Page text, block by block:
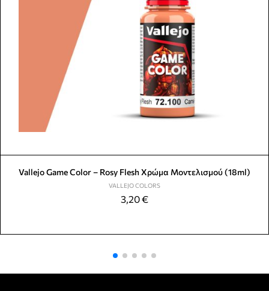
Vallejo Game Color – Rosy Flesh Χρώμα Μοντελισμού (18ml)
VALLEJO COLORS
3,20€